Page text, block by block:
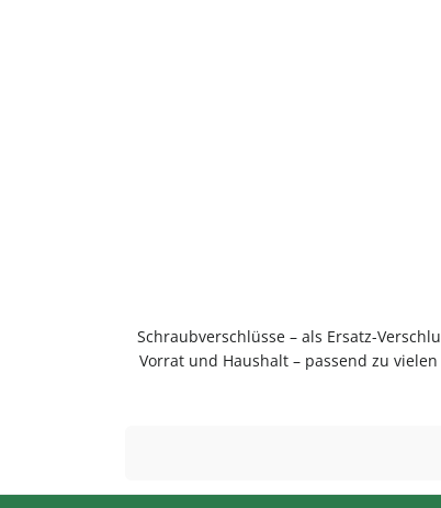
Schraubverschlüsse – als Ersatz-
Vorrat und Haushalt – passend zu
Anwendung und langlebig im